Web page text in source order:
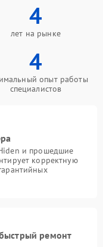
4
лет на рынке
4
опыт работы
специалистов
и прошедшие
корректную
ремонт